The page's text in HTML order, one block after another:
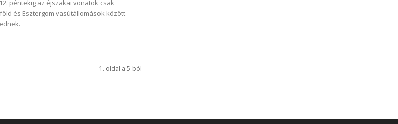
péntekig az éjszakai vonatok csak
és Esztergom vasútállomások között
1. oldal a 5-ból